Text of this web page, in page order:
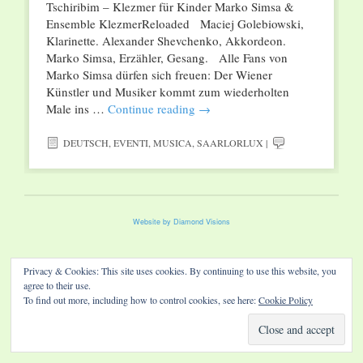
Tschiribim – Klezmer für Kinder Marko Simsa &
Ensemble KlezmerReloaded Maciej Golebiowski,
Klarinette. Alexander Shevchenko, Akkordeon.
Marko Simsa, Erzähler, Gesang. Alle Fans von
Marko Simsa dürfen sich freuen: Der Wiener
Künstler und Musiker kommt zum wiederholten
Male ins … Continue reading →
DEUTSCH,EVENTI,MUSICA,SAARLORLUX |
Website by Diamond Visions
Privacy & Cookies: This site uses cookies. By continuing to use this website, you
agree to their use.
To find out more, including how to control cookies, see here:Cookie Policy